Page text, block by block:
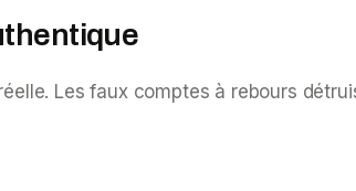
Les faux comptes à rebours